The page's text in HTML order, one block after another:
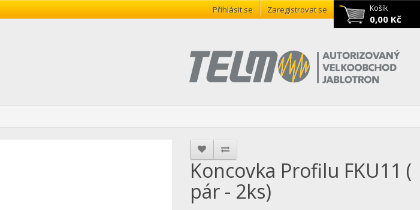
Košík
0,00 Kč
Přihlásit se Zaregistrovat se
Koncovka Profilu FKU11 (
pár - 2ks)